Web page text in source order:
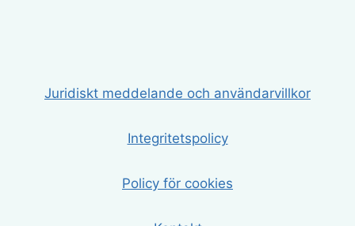
Juridiskt meddelande och användarvillkor
Integritetspolicy
Policy för cookies